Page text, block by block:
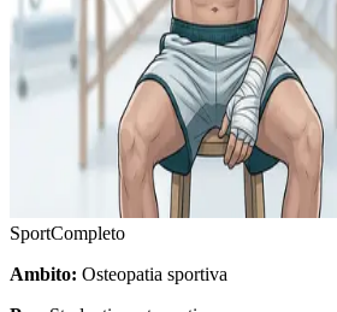
SportCompleto
Ambito: Osteopatia sportiva